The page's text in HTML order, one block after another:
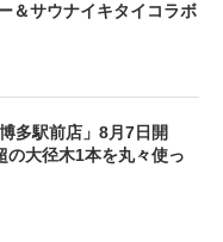
＆サウナイキタイコラボ
多駅前店」8月7日開
の大径木1本を丸々使っ